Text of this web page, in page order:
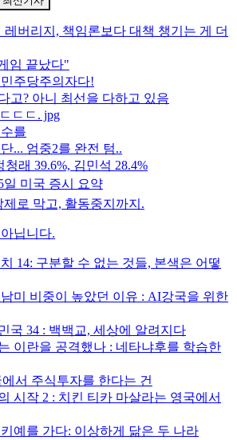
버리지, 책임론보다 대책 챙기는 게 더
임 끝났다"
주당주의자다!
고? 아니 최선을 다하고 있음
ㄷㄷ. jpg
를
... 엄중2를 완전 텀..
래 39.6%, 김민석 28.4%
일 미국 증시 요약
제로 막고, 활동중지까지.
닙니다.
14: 구분할 수 없는 것들, 본색은 어떻
미 비중이 높았던 이유 : AI강국을 위한
국 34 : 백백교, 세상에 알려지다
이란을 공격했나 : 네타냐후를 학습한
서 주식투자를 한다는 건
시작 2 : 치킨 티카 마살라는 영국에서
예를 가다: 이상하게 닮은 두 나라